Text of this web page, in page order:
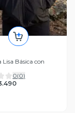
Lisa Básica con
0(0)